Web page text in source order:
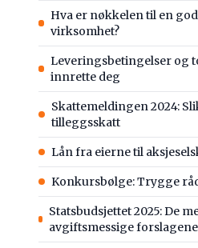
Hva er nøkkelen til en
virksomhet?
Leveringsbetingelser og
innrette deg
Skattemeldingen 2024:
tilleggsskatt
Lån fra eierne til
Konkursbølge: Trygge
Statsbudsjettet 2025: De
avgiftsmessige forslagene